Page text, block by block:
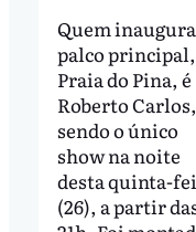
Quem
palco
Praia do Pina, é
Roberto Carlos,
sendo o único
show na noite
desta quinta-
(26), a partir